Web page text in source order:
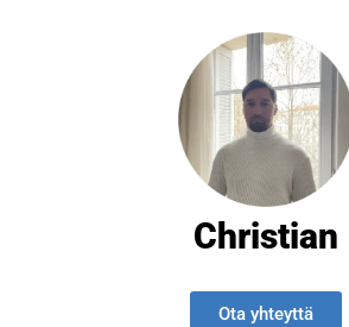
Christian
Ota yhteyttä